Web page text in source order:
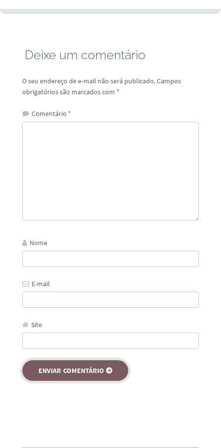
Deixe um comentário
O seu endereço de e-mail não será publicado.Campos
obrigatórios são marcados com *
Comentário *
Nome
E-mail
Site